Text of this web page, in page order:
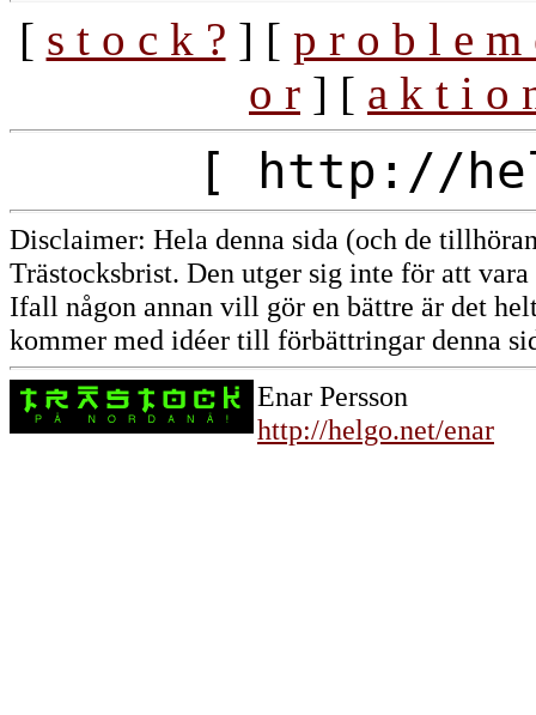
[ s t o c k ? ] [ p r o b l e m
o r ] [ a k t i o
[ http://
Disclaimer: Hela denna sida (och de
Trästocksbrist. Den utger sig inte för att
Ifall någon annan vill gör en bättre är det
kommer med idéer till förbättringar denna
Enar Persson
http://helgo.net/enar